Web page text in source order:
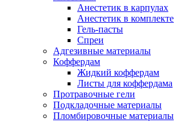
Анестетик в карпулах
Анестетик в комплекте
Гель-пасты
Спреи
Адгезивные материалы
Коффердам
Жидкий коффердам
Листы для коффердама
Протравочные гели
Подкладочные материалы
Пломбировочные материалы